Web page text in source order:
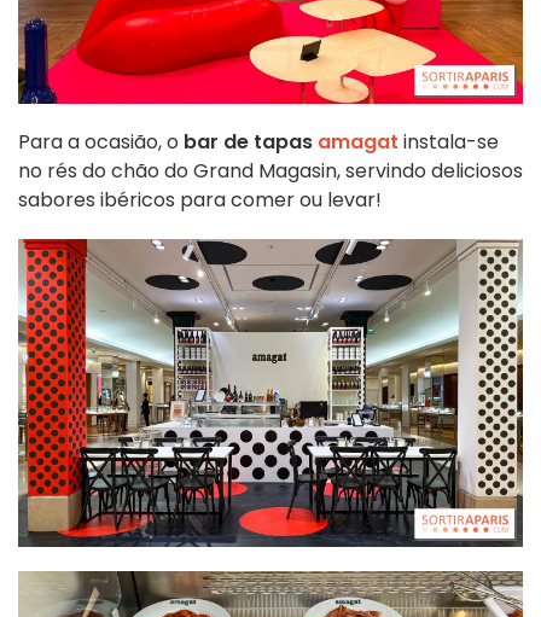
Para a ocasião, o bar de tapas amagat instala-se
no rés do chão do Grand Magasin, servindo deliciosos
sabores ibéricos para comer ou levar!